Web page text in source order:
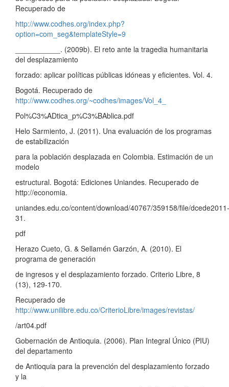
Recuperado de
http://www.codhes.org/index.php?
option=com_seg&templateStyle=9
___________. (2009b). El reto ante la tragedia humanitaria
del desplazamiento
forzado: aplicar políticas públicas idóneas y eficientes. Vol. 4.
Bogotá. Recuperado de
http://www.codhes.org/~codhes/images/Vol_4_
Pol%C3%ADtica_p%C3%BAblica.pdf
Helo Sarmiento, J. (2011). Una evaluación de los programas
de estabilización
para la población desplazada en Colombia. Estimación de un
modelo
estructural. Bogotá: Ediciones Uniandes. Recuperado de
http://economia.
uniandes.edu.co/content/download/40767/359158/file/dcede2011-
31.
pdf
Herazo Cueto, G. & Sellamén Garzón, A. (2010). El
programa de generación
de ingresos y el desplazamiento forzado. Criterio Libre, 8
(13), 129-170.
Recuperado de
http://www.unilibre.edu.co/CriterioLibre/images/revistas/
/art04.pdf
Gobernación de Antioquia. (2006). Plan Integral Único (PIU)
del departamento
de Antioquia para la prevención del desplazamiento forzado
y la